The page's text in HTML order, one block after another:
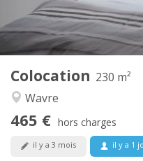
Colocation 230 m²
Wavre
465 € hors charges
il y a 3 mois il y a 1
Chaleureuse,